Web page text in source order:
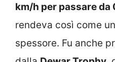
km/h per passare da
rendeva così come
spessore. Fu anche